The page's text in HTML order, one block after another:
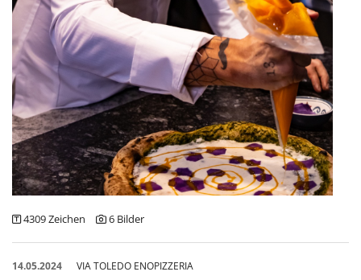
Louis Vuitton
Oliver Heemeyer
PR International
Sabine Wiedenhofer
SKREIN*
Tudor
Via Toledo Enopizzeria
Lenz M. Moser Wine Affairs
Pandora
4309 Zeichen 6 Bilder
14.05.2024 VIA TOLEDO ENOPIZZERIA